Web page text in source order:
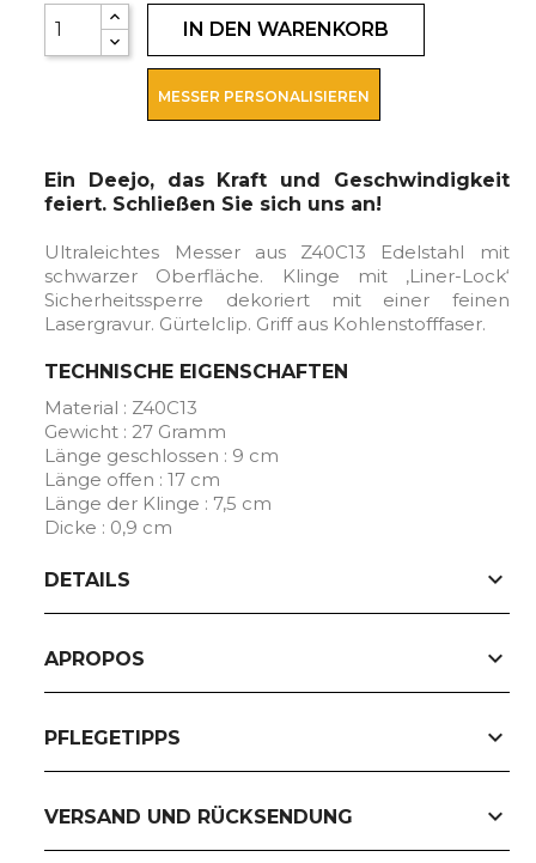
IN DEN WARENKORB
MESSER PERSONALISIEREN
Ein Deejo, das Kraft und Geschwindigkeit
feiert. Schließen Sie sich uns an!
Ultraleichtes Messer aus Z40C13 Edelstahl mit
schwarzer Oberfläche. Klinge mit ‚Liner-Lock‘
Sicherheitssperre dekoriert mit einer feinen
Lasergravur. Gürtelclip. Griff aus Kohlenstofffaser.
TECHNISCHE EIGENSCHAFTEN
Material : Z40C13
Gewicht : 27 Gramm
Länge geschlossen : 9 cm
Länge offen : 17 cm
Länge der Klinge : 7,5 cm
Dicke : 0,9 cm
DETAILS expand_more
APROPOS expand_more
PFLEGETIPPS expand_more
VERSAND UND RÜCKSENDUNG expand_more